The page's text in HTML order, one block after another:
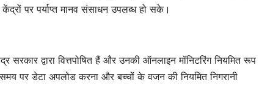
पर पर्याप्त मानव संसाधन उपलब्ध हो सके।
द्वारा वित्तपोषित हैं और उनकी ऑनलाइन मॉनिटरिंग नियमित रूप
पर डेटा अपलोड करना और बच्चों के वजन की नियमित निगरानी